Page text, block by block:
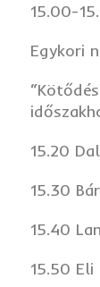
15.00-
Egykori
15.20
15.30
15.40
15.50